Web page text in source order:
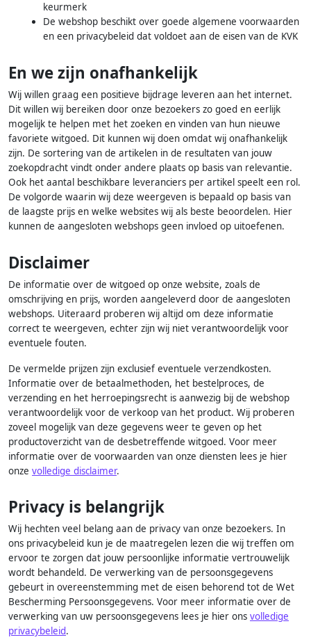
keurmerk
De webshop beschikt over goede algemene voorwaarden
en een privacybeleid dat voldoet aan de eisen van de KVK
En we zijn onafhankelijk
Wij willen graag een positieve bijdrage leveren aan het internet.
Dit willen wij bereiken door onze bezoekers zo goed en eerlijk
mogelijk te helpen met het zoeken en vinden van hun nieuwe
favoriete witgoed. Dit kunnen wij doen omdat wij onafhankelijk
zijn. De sortering van de artikelen in de resultaten van jouw
zoekopdracht vindt onder andere plaats op basis van relevantie.
Ook het aantal beschikbare leveranciers per artikel speelt een rol.
De volgorde waarin wij deze weergeven is bepaald op basis van
de laagste prijs en welke websites wij als beste beoordelen. Hier
kunnen de aangesloten webshops geen invloed op uitoefenen.
Disclaimer
De informatie over de witgoed op onze website, zoals de
omschrijving en prijs, worden aangeleverd door de aangesloten
webshops. Uiteraard proberen wij altijd om deze informatie
correct te weergeven, echter zijn wij niet verantwoordelijk voor
eventuele fouten.
De vermelde prijzen zijn exclusief eventuele verzendkosten.
Informatie over de betaalmethoden, het bestelproces, de
verzending en het herroepingsrecht is aanwezig bij de webshop
verantwoordelijk voor de verkoop van het product. Wij proberen
zoveel mogelijk van deze gegevens weer te geven op het
productoverzicht van de desbetreffende witgoed. Voor meer
informatie over de voorwaarden van onze diensten lees je hier
onze volledige disclaimer.
Privacy is belangrijk
Wij hechten veel belang aan de privacy van onze bezoekers. In
ons privacybeleid kun je de maatregelen lezen die wij treffen om
ervoor te zorgen dat jouw persoonlijke informatie vertrouwelijk
wordt behandeld. De verwerking van de persoonsgegevens
gebeurt in overeenstemming met de eisen behorend tot de Wet
Bescherming Persoonsgegevens. Voor meer informatie over de
verwerking van uw persoonsgegevens lees je hier ons volledige
privacybeleid.